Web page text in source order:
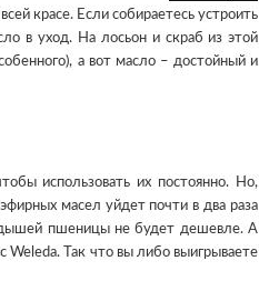
красе. Если собираетесь устроить
в уход. На лосьон и скраб из этой
а вот масло – достойный и
использовать их постоянно. Но,
масел уйдет почти в два раза
пшеницы не будет дешевле. А
Так что вы либо выигрываете